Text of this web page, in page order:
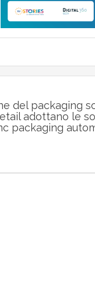
del packaging
adottano le
packaging